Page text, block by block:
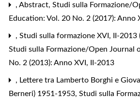
, Abstract, Studi sulla Formazione/
Education: Vol. 20 No. 2 (2017): Anno
, Studi sulla formazione XVI, II-
Studi sulla Formazione/Open Journal
No. 2 (2013): Anno XVI, II-2013
, Lettere tra Lamberto Borghi e
Berneri) 1951-1953, Studi sulla